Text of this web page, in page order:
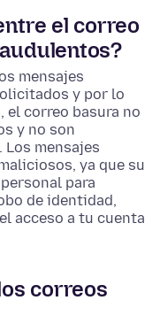
el correo
mensajes
y por lo
el correo basura no
y no son
mensajes
ya que su
para
de identidad,
acceso a tu cuenta
correos